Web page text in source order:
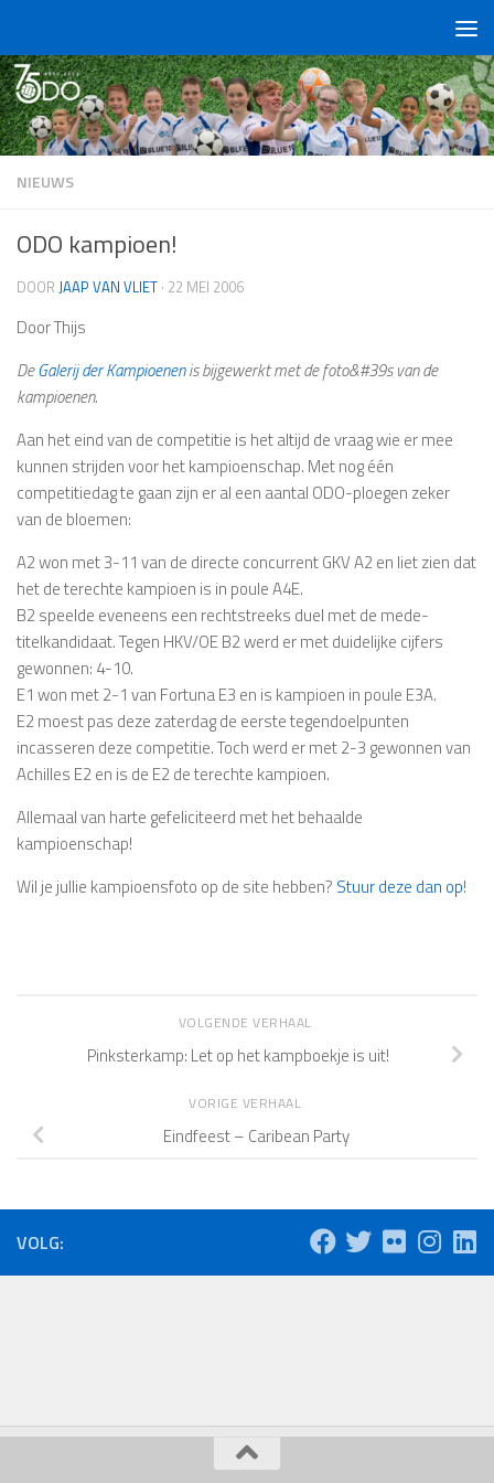
NIEUWS
ODO kampioen!
DOOR JAAP VAN VLIET · 22 MEI 2006
Door Thijs
DeGalerij der Kampioenenis bijgewerkt met de foto&#39s van de
kampioenen.
Aan het eind van de competitie is het altijd de vraag wie er mee
kunnen strijden voor het kampioenschap. Met nog één
competitiedag te gaan zijn er al een aantal ODO-ploegen zeker
van de bloemen:
A2won met 3-11 van de directe concurrent GKV A2 en liet zien dat
het de terechte kampioen is in poule A4E.
B2speelde eveneens een rechtstreeks duel met de mede-
titelkandidaat. Tegen HKV/OE B2 werd er met duidelijke cijfers
gewonnen: 4-10.
E1 won met 2-1 van Fortuna E3 en is kampioen in poule E3A.
E2moest pas deze zaterdag de eerste tegendoelpunten
incasseren deze competitie. Toch werd er met 2-3 gewonnen van
Achilles E2 en is de E2 de terechte kampioen.
Allemaal van harte gefeliciteerd met het behaalde
kampioenschap!
Wil je jullie kampioensfoto op de site hebben? Stuur deze dan op!
VOLGENDE VERHAAL
Pinksterkamp: Let op het kampboekje is uit!
VORIGE VERHAAL
Eindfeest – Caribean Party
VOLG: